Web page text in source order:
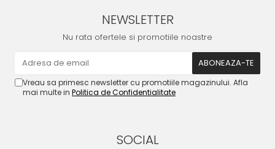
NEWSLETTER
Nu rata ofertele si promotiile noastre
Vreau sa primesc newsletter cu promotiile magazinului. Afla
mai multe in Politica de Confidentialitate
SOCIAL